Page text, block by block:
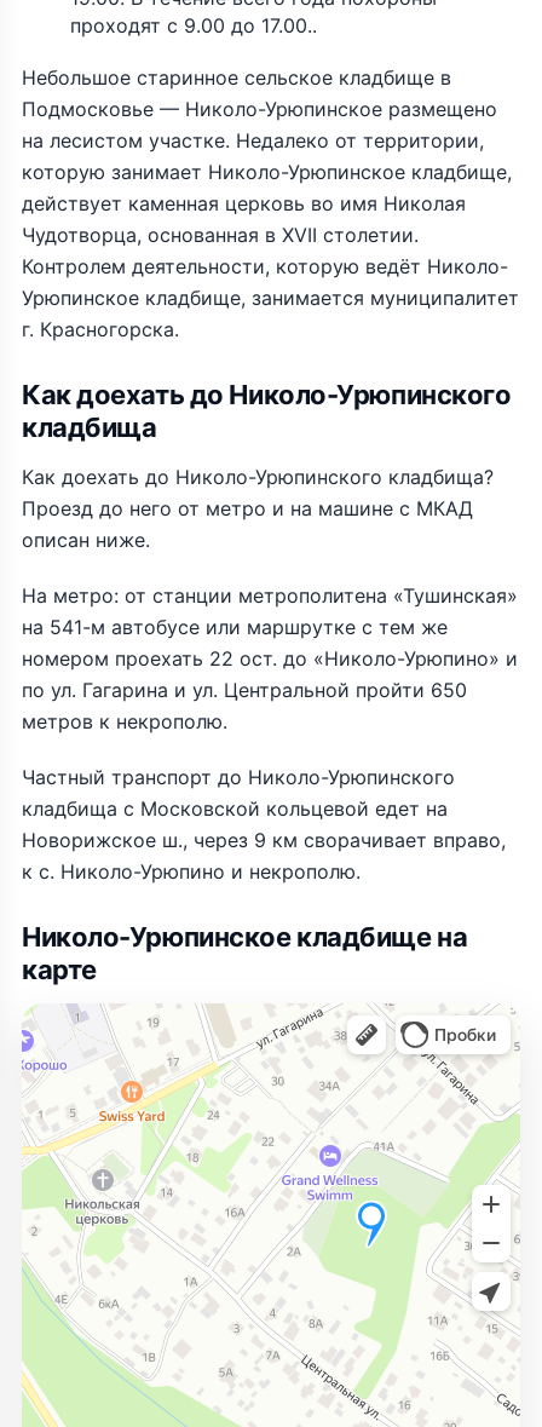
проходят с 9.00 до 17.00..
Небольшое старинное сельское кладбище в
Подмосковье — Николо-Урюпинское размещено
на лесистом участке. Недалеко от территории,
которую занимает Николо-Урюпинское кладбище,
действует каменная церковь во имя Николая
Чудотворца, основанная в XVII столетии.
Контролем деятельности, которую ведёт Николо-
Урюпинское кладбище, занимается муниципалитет
г. Красногорска.
Как доехать до Николо-Урюпинского
кладбища
Как доехать до Николо-Урюпинского кладбища?
Проезд до него от метро и на машине с МКАД
описан ниже.
На метро: от станции метрополитена «Тушинская»
на 541-м автобусе или маршрутке с тем же
номером проехать 22 ост. до «Николо-Урюпино» и
по ул. Гагарина и ул. Центральной пройти 650
метров к некрополю.
Частный транспорт до Николо-Урюпинского
кладбища с Московской кольцевой едет на
Новорижское ш., через 9 км сворачивает вправо,
к с. Николо-Урюпино и некрополю.
Николо-Урюпинское кладбище на
карте